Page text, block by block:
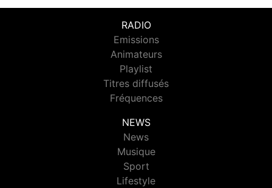
RADIO
Emissions
Animateurs
Playlist
Titres diffusés
Fréquences
NEWS
News
Musique
Sport
Lifestyle